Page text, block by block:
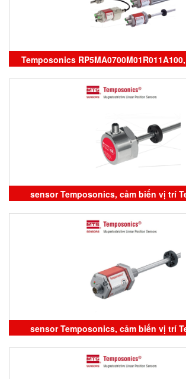
Temposonics
Temposonics
sensor Temposonics, cảm biến vị trí
Temposonics
sensor Temposonics, cảm biến vị trí
Temposonics